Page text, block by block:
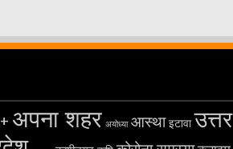
अपना शहर अयोध्या आस्था इटावा उत्तर